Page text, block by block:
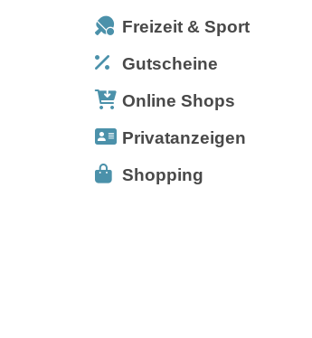
Freizeit & Sport
Gutscheine
Online Shops
Privatanzeigen
Shopping